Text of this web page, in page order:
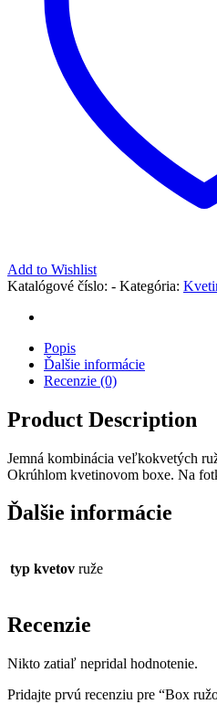
Add to Wishlist
Katalógové číslo: - Kategória:
Popis
Ďalšie informácie
Recenzie (0)
Product Description
Jemná kombinácia veľkokvetých
Okrúhlom kvetinovom boxe. Na
Ďalšie informácie
typ kvetov ruže
Recenzie
Nikto zatiaľ nepridal hodnotenie.
Pridajte prvú recenziu pre “Box